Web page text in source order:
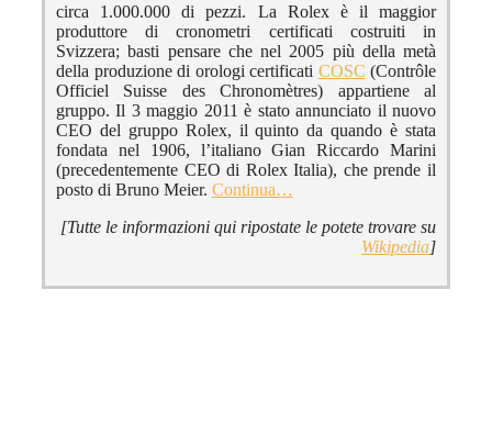
circa 1.000.000 di pezzi. La Rolex è il maggior
produttore di cronometri certificati costruiti in
Svizzera; basti pensare che nel 2005 più della metà
della produzione di orologi certificati COSC (Contrôle
Officiel Suisse des Chronomètres) appartiene al
gruppo. Il 3 maggio 2011 è stato annunciato il nuovo
CEO del gruppo Rolex, il quinto da quando è stata
fondata nel 1906, l’italiano Gian Riccardo Marini
(precedentemente CEO di Rolex Italia), che prende il
posto di Bruno Meier. Continua…
[Tutte le informazioni qui ripostate le potete trovare su
Wikipedia]